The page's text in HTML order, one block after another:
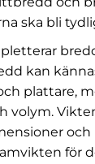
ska bli
kan
plattare,
volym.
för